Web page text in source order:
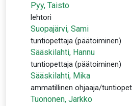
Pyy, Taisto
lehtori
Suopajärvi, Sami
tuntiopettaja (päätoiminen)
Sääskilahti, Hannu
tuntiopettaja (päätoiminen)
Sääskilahti, Mika
ammatillinen ohjaaja/
Tuononen, Jarkko